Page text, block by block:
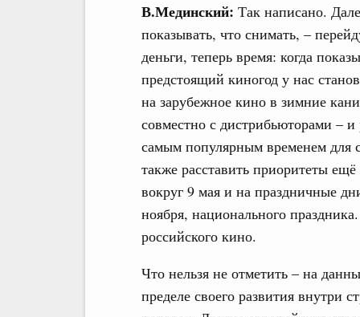
В.Мединский: Так написано.
показывать, что снимать, –
деньги, теперь время: когда
предстоящий киногод у нас
на зарубежное кино в зимние
совместно с дистрибьюторами –
самым популярным временем для
также расставить приоритеты
вокруг 9 мая и на праздничные
ноября, национального
российского кино.
Что нельзя не отметить – на
пределе своего развития внутри